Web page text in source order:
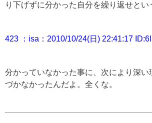
り下げずに分かった自分を繰り返せとい
423 ：isa：2010/10/24(日) 22:41:17
分かっていなかった事に、次により深い
づかなかったんだよ。全くな。